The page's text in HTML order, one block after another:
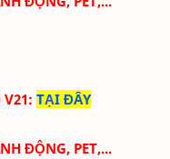
: TẠI ĐÂY
ĐỘNG, PET,...